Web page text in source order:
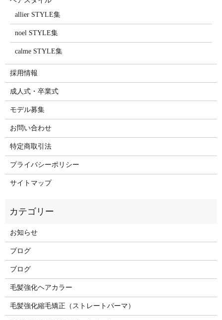
allier STYLE集
noel STYLE集
calme STYLE集
採用情報
成人式・卒業式
モデル募集
お問い合わせ
特定商取引法
プライバシーポリシー
サイトマップ
お知らせ
ブログ
ブログ
毛髪強化ヘアカラー
毛髪強化縮毛矯正（ストレートパーマ）